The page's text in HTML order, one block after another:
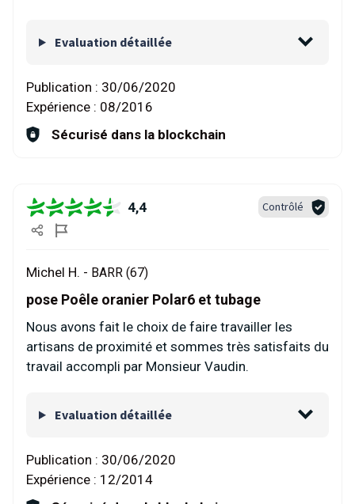
Evaluation détaillée
Publication : 30/06/2020
Expérience : 08/2016
Sécurisé dans la blockchain
4,4 Contrôlé
Michel H. - BARR (67)
pose Poêle oranier Polar6 et tubage
Nous avons fait le choix de faire travailler les
artisans de proximité et sommes très satisfaits du
travail accompli par Monsieur Vaudin.
Evaluation détaillée
Publication : 30/06/2020
Expérience : 12/2014